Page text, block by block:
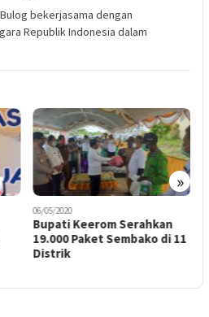
Bulog bekerjasama dengan
Republik Indonesia dalam
»
06/05/2020
Bupati Keerom Serahkan
19.000 Paket Sembako di 11
Distrik